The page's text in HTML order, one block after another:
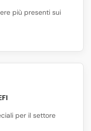
più presenti sui
per il settore